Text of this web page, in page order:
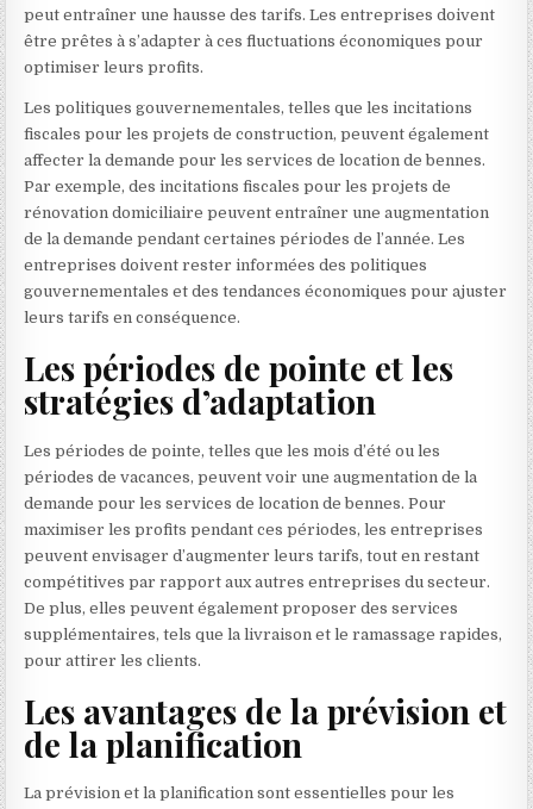
peut entraîner une hausse des tarifs. Les entreprises doivent
être prêtes à s’adapter à ces fluctuations économiques pour
optimiser leurs profits.
Les politiques gouvernementales, telles que les incitations
fiscales pour les projets de construction, peuvent également
affecter la demande pour les services de location de bennes.
Par exemple, des incitations fiscales pour les projets de
rénovation domiciliaire peuvent entraîner une augmentation
de la demande pendant certaines périodes de l’année. Les
entreprises doivent rester informées des politiques
gouvernementales et des tendances économiques pour ajuster
leurs tarifs en conséquence.
Les périodes de pointe et les
stratégies d’adaptation
Les périodes de pointe, telles que les mois d’été ou les
périodes de vacances, peuvent voir une augmentation de la
demande pour les services de location de bennes. Pour
maximiser les profits pendant ces périodes, les entreprises
peuvent envisager d’augmenter leurs tarifs, tout en restant
compétitives par rapport aux autres entreprises du secteur.
De plus, elles peuvent également proposer des services
supplémentaires, tels que la livraison et le ramassage rapides,
pour attirer les clients.
Les avantages de la prévision et
de la planification
La prévision et la planification sont essentielles pour les